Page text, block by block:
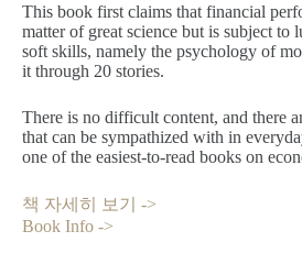
This book first claims that financial
matter of great science but is subject to
soft skills, namely the psychology of
it through 20 stories.
There is no difficult content, and there
that can be sympathized with in
one of the easiest-to-read books on
책 자세히 보기 ->
Book Info ->